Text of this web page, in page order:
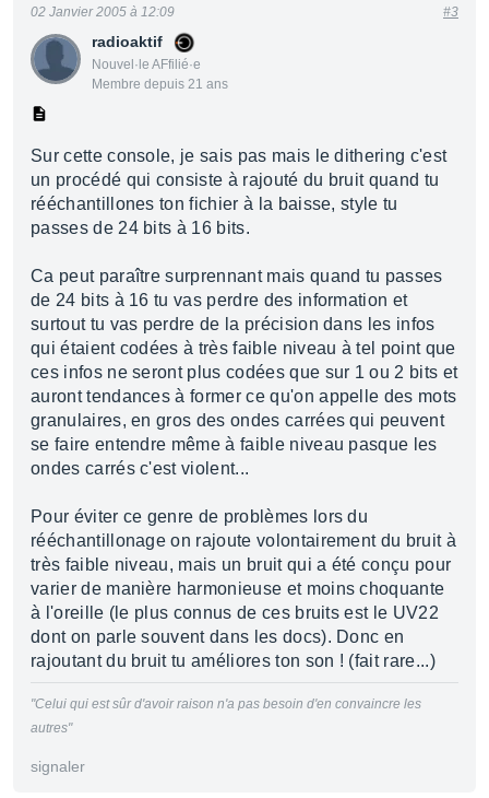
radioaktif
Nouvel·le AFfilié·e
Membre depuis 21 ans
02 Janvier 2005 à 12:09 #3
Sur cette console, je sais pas mais le dithering c'est
un procédé qui consiste à rajouté du bruit quand tu
rééchantillones ton fichier à la baisse, style tu
passes de 24 bits à 16 bits.
Ca peut paraître surprennant mais quand tu passes
de 24 bits à 16 tu vas perdre des information et
surtout tu vas perdre de la précision dans les infos
qui étaient codées à très faible niveau à tel point que
ces infos ne seront plus codées que sur 1 ou 2 bits et
auront tendances à former ce qu'on appelle des mots
granulaires, en gros des ondes carrées qui peuvent
se faire entendre même à faible niveau pasque les
ondes carrés c'est violent...
Pour éviter ce genre de problèmes lors du
rééchantillonage on rajoute volontairement du bruit à
très faible niveau, mais un bruit qui a été conçu pour
varier de manière harmonieuse et moins choquante
à l'oreille (le plus connus de ces bruits est le UV22
dont on parle souvent dans les docs). Donc en
rajoutant du bruit tu améliores ton son ! (fait rare...)
"Celui qui est sûr d'avoir raison n'a pas besoin d'en convaincre les
autres"
signaler